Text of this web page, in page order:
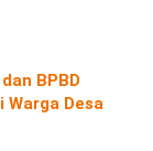
BPBD
Warga Desa